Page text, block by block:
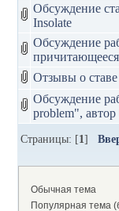
Обсуждение
Insolate
Обсуждение
Отзывы о
Обсуждение
problem", автор
Страницы: [1]
Обычная тема
Популярная тема